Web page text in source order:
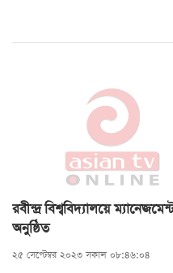
রবীন্দ্র বিশ্ববিদ্যালয়ে
অনুষ্ঠিত
২৫ সেপ্টেম্বর ২০২৩ সকাল ০৮:৪৬:০৪